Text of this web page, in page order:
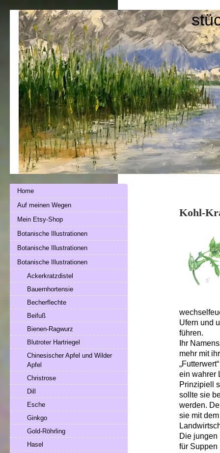
Kohl-
Ufern und
führen.
Ihr
mehr mit
ein wahrer
Prinzipiell
sollte sie
werden.
sie mit
Die jungen
für Suppen
Home
Auf meinen Wegen
Mein Etsy-Shop
Botanische Illustrationen
Botanische Illustrationen
Botanische Illustrationen
Ackerkratzdistel
Bauernhortensie
Becherflechte
Beifuß
Bienen-Ragwurz
Blutroter Hartriegel
Chinesischer Apfel und Wilder
Apfel
Christrose
Dill
Esche
Ginkgo
Gold-Röhrling
Hasel